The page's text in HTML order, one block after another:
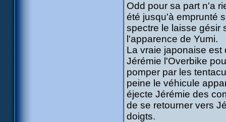
Odd pour sa part n'a
été jusqu'à emprunté
spectre le laisse gésir
l'apparence de Yumi.
La vraie japonaise
Jérémie l'Overbike
pomper par les
peine le véhicule
éjecte Jérémie des
de se retourner vers
doigts.